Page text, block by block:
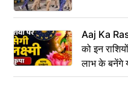
Aaj Ka
को इन
लाभ के बनेंगे